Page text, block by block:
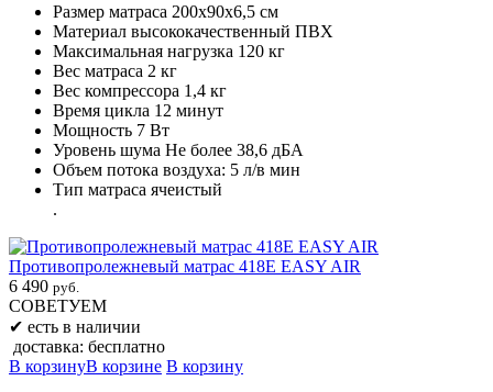
Размер матраса 200х90х6,5 см
Материал высококачественный ПВХ
Максимальная нагрузка 120 кг
Вес матраса 2 кг
Вес компрессора 1,4 кг
Время цикла 12 минут
Мощность 7 Вт
Уровень шума Не более 38,6 дБА
Объем потока воздуха: 5 л/в мин
Тип матраса ячеистый
.
Противопролежневый матрас 418E EASY AIR
6 490 руб.
СОВЕТУЕМ
✔ есть в наличии
доставка: бесплатно
В корзинуВ корзине В корзину